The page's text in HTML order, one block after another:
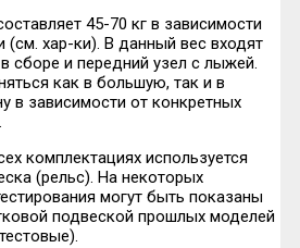
45-70 кг в зависимости
(cм. хар-ки). В данный вес входят
сборе и передний узел с лыжей.
как в большую, так и в
в зависимости от конкретных
комплектациях используется
(рельс). На некоторых
могут быть показаны
подвеской прошлых моделей